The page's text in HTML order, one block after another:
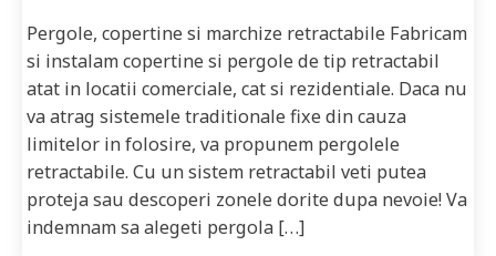
Pergole, copertine si marchize retractabile Fabricam
si instalam copertine si pergole de tip retractabil
atat in locatii comerciale, cat si rezidentiale. Daca nu
va atrag sistemele traditionale fixe din cauza
limitelor in folosire, va propunem pergolele
retractabile. Cu un sistem retractabil veti putea
proteja sau descoperi zonele dorite dupa nevoie! Va
indemnam sa alegeti pergola […]